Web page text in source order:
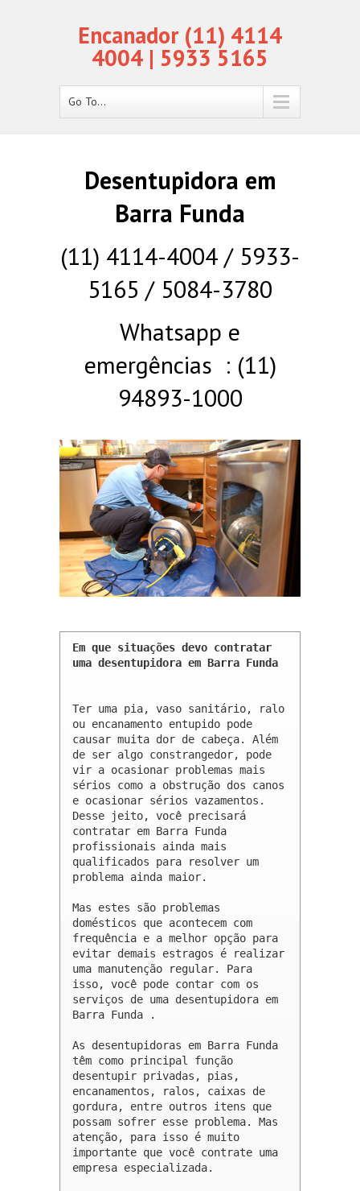
Encanador (11) 4114
4004 | 5933 5165
Go To...
Desentupidora em
Barra Funda
(11) 4114-4004 / 5933-
5165 / 5084-3780
Whatsapp e
emergências : (11)
94893-1000
Em que situações devo contratar
uma desentupidora em Barra Funda
Ter uma pia, vaso sanitário, ralo
ou encanamento entupido pode
causar muita dor de cabeça. Além
de ser algo constrangedor, pode
vir a ocasionar problemas mais
sérios como a obstrução dos canos
e ocasionar sérios vazamentos.
Desse jeito, você precisará
contratar em Barra Funda
profissionais ainda mais
qualificados para resolver um
problema ainda maior.
Mas estes são problemas
domésticos que acontecem com
frequência e a melhor opção para
evitar demais estragos é realizar
uma manutenção regular. Para
isso, você pode contar com os
serviços de uma desentupidora em
Barra Funda .
As desentupidoras em Barra Funda
têm como principal função
desentupir privadas, pias,
encanamentos, ralos, caixas de
gordura, entre outros itens que
possam sofrer esse problema. Mas
atenção, para isso é muito
importante que você contrate uma
empresa especializada.